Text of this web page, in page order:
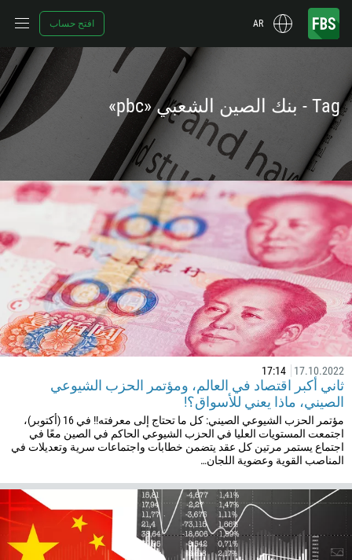
AR افتح حساب
Tag - بنك الصين الشعبي «pbc»
17.10.2022
17:14
ثاني أكبر اقتصاد في العالم، ومؤتمر الحزب الشيوعي
الصيني، ماذا يعني للأسواق؟!
مؤتمر الحزب الشيوعي الصيني: كل ما تحتاج إلى معرفته!! في 16 (أكتوبر)،
اجتمعت المستويات العليا في الحزب الشيوعي الحاكم في الصين معًا في
اجتماع يستمر مرتين كل عقد يتضمن خطابات واجتماعات سرية وتعديلات في
المناصب القوية وعضوية اللجان…